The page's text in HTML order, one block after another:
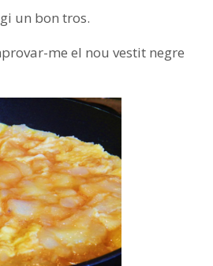
un bon tros.
me el nou vestit negre